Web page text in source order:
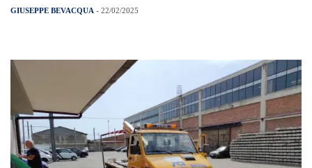
GIUSEPPE BEVACQUA - 22/02/2025